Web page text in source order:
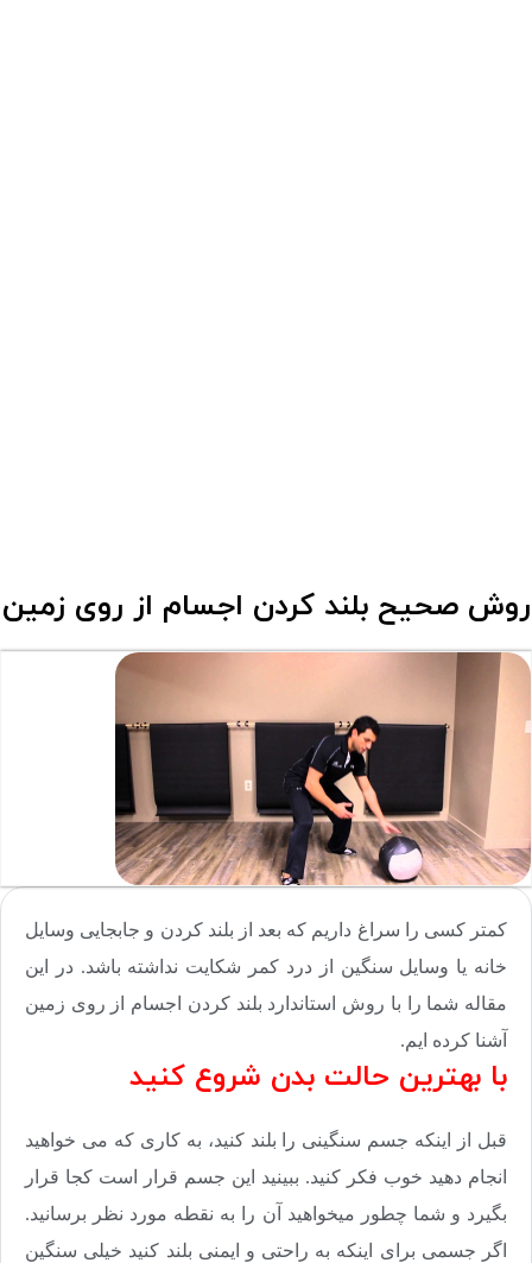
روش صحیح بلند کردن اجسام از روی زمین
کمتر کسی را سراغ داریم که بعد از بلند کردن و جابجایی وسایل
خانه یا وسایل سنگین از درد کمر شکایت نداشته باشد. در این
مقاله شما را با روش استاندارد بلند کردن اجسام از روی زمین
آشنا کرده ایم.
با بهترین حالت بدن شروع کنید
قبل از اینکه جسم سنگینی را بلند کنید، به کاری که می خواهید
انجام دهید خوب فکر کنید. ببینید این جسم قرار است کجا قرار
بگیرد و شما چطور میخواهید آن را به نقطه مورد نظر برسانید.
اگر جسمی برای اینکه به راحتی و ایمنی بلند کنید خیلی سنگین